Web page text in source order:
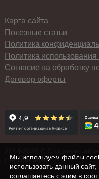
Карта сайта
Полезные статьи
Политика
Политика использования
Согласие на обработку
Договор оферты
Перспектива»
Мы используем файлы
использовать данный сайт,
соглашаетесь с этим в